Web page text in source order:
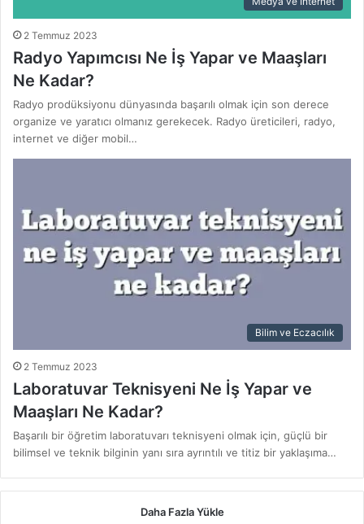
2 Temmuz 2023
Radyo Yapımcısı Ne İş Yapar ve Maaşları
Ne Kadar?
Radyo prodüksiyonu dünyasında başarılı olmak için son derece
organize ve yaratıcı olmanız gerekecek. Radyo üreticileri, radyo,
internet ve diğer mobil…
Bilim ve Eczacılık
2 Temmuz 2023
Laboratuvar Teknisyeni Ne İş Yapar ve
Maaşları Ne Kadar?
Başarılı bir öğretim laboratuvarı teknisyeni olmak için, güçlü bir
bilimsel ve teknik bilginin yanı sıra ayrıntılı ve titiz bir yaklaşıma…
Daha Fazla Yükle